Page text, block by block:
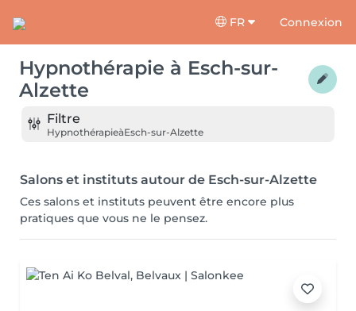
FR Connexion
Hypnothérapie à Esch-sur-
Alzette
Filtre
HypnothérapieàEsch-sur-Alzette
Salons et instituts autour de Esch-sur-Alzette
Ces salons et instituts peuvent être encore plus
pratiques que vous ne le pensez.